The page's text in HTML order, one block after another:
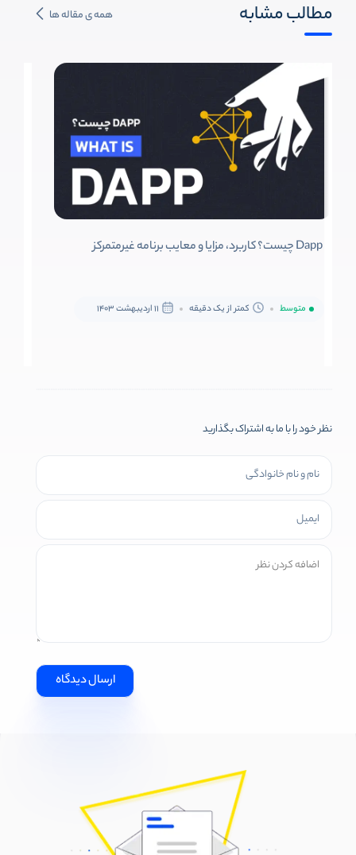
مطالب مشابه همه ی مقاله ها
Dapp چیست؟ کاربرد، مزایا و معایب برنامه غیرمتمرکز
متوسط کمتر از یک دقیقه 11 اردیبهشت 1403
نظر خود را با ما به اشتراک بگذارید